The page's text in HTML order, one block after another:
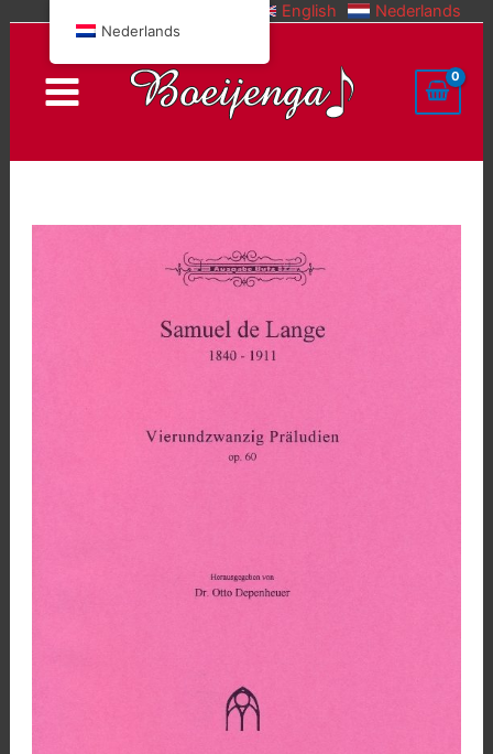
inhoud
English Nederlands
Nederlands